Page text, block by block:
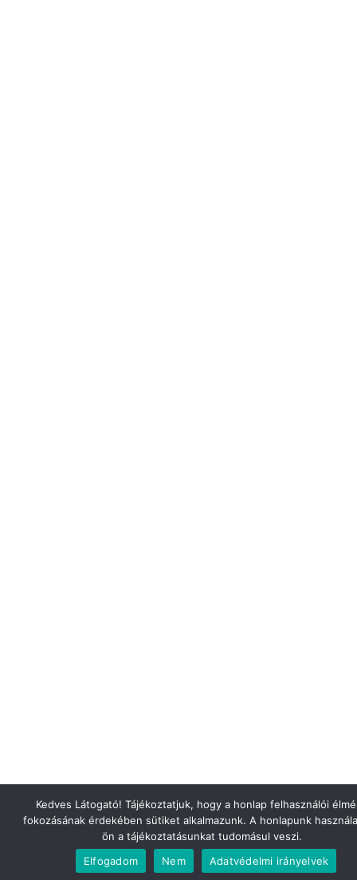
Kedves Látogató! Tájékoztatjuk, hogy a honlap felhasználói
fokozásának érdekében sütiket alkalmazunk. A honlapunk
ön a tájékoztatásunkat tudomásul veszi.
Elfogadom
Nem Adatvédelmi irányelvek